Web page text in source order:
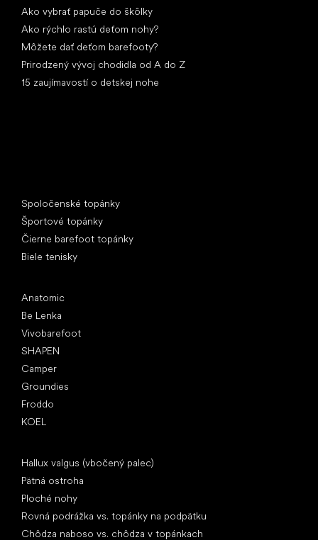
Ako vybrať papuče do škôlky
Ako rýchlo rastú deťom nohy?
Môžete dať deťom barefooty?
Prirodzený vývoj chodidla od A do Z
15 zaujímavostí o detskej nohe
Spoločenské topánky
Športové topánky
Čierne barefoot topánky
Biele tenisky
Anatomic
Be Lenka
Vivobarefoot
SHAPEN
Camper
Groundies
Froddo
KOEL
Hallux valgus (vbočený palec)
Pätná ostroha
Ploché nohy
Rovná podrážka vs. topánky na podpätku
Chôdza naboso vs. chôdza v topánkach